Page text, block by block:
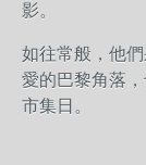
影。
如往常般，他
愛的巴黎角落
市集日。